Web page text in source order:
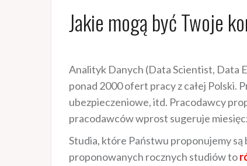
Jakie mogą być Twoje
Analityk Danych (Data Scientist, Data
ponad 2000 ofert pracy z całej
ubezpieczeniowe, itd. Pracodawcy
pracodawców wprost sugeruje
Studia, które Państwu proponujemy
proponowanych rocznych studiów to